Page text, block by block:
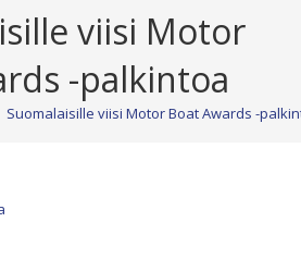
viisi Motor
-palkintoa
Suomalaisille viisi Motor Boat Awards -